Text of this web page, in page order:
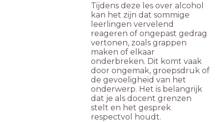
Tijdens deze les over alcohol
kan het zijn dat sommige
leerlingen vervelend
reageren of ongepast gedrag
vertonen, zoals grappen
maken of elkaar
onderbreken. Dit komt vaak
door ongemak, groepsdruk of
de gevoeligheid van het
onderwerp. Het is belangrijk
dat je als docent grenzen
stelt en het gesprek
respectvol houdt.